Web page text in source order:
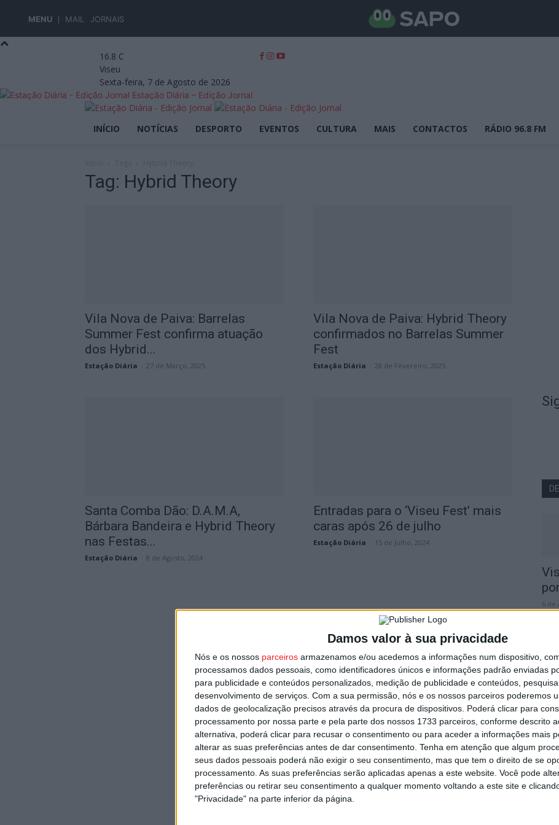
Damos valor à sua privacidade
Nós e os nossos parceiros armazenamos e/ou acedemos a informações num dispositivo,
processamos dados pessoais, como identificadores únicos e informações padrão enviadas
para publicidade e conteúdos personalizados, medição de publicidade e conteúdos,
desenvolvimento de serviços. Com a sua permissão, nós e os nossos parceiros poderemos
dados de geolocalização precisos através da procura de dispositivos. Poderá clicar para
processamento por nossa parte e pela parte dos nossos 1733 parceiros, conforme descrito
alternativa, poderá clicar para recusar o consentimento ou para aceder a informações mais
alterar as suas preferências antes de dar consentimento. Tenha em atenção que algum
seus dados pessoais poderá não exigir o seu consentimento, mas que tem o direito de se
processamento. As suas preferências serão aplicadas apenas a este website. Você pode
preferências ou retirar seu consentimento a qualquer momento voltando a este site e
"Privacidade" na parte inferior da página.
MENU MAIL JORNAIS
16.8 C
Viseu
Sexta-feira, 7 de Agosto de 2026
Estação Diária – Edição Jornal
INÍCIO NOTÍCIAS DESPORTO EVENTOS CULTURA MAIS CONTACTOS RÁDIO 96.8 FM
Tag: Hybrid Theory
Vila Nova de Paiva: Barrelas
Summer Fest confirma atuação
dos Hybrid...
Estação Diária 27 de Março, 2025
Vila Nova de Paiva: Hybrid Theory
confirmados no Barrelas Summer
Fest
Estação Diária 28 de Fevereiro, 2025
Santa Comba Dão: D.A.M.A,
Bárbara Bandeira e Hybrid Theory
nas Festas...
Estação Diária 8 de Agosto, 2024
Entradas para o ‘Viseu Fest’ mais
caras após 26 de julho
Estação Diária 15 de Julho, 2024
6 de
no
6